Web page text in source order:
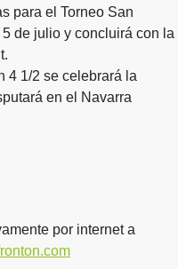
para el Torneo San
de julio y concluirá con la
4 1/2 se celebrará la
en el Navarra
por internet a